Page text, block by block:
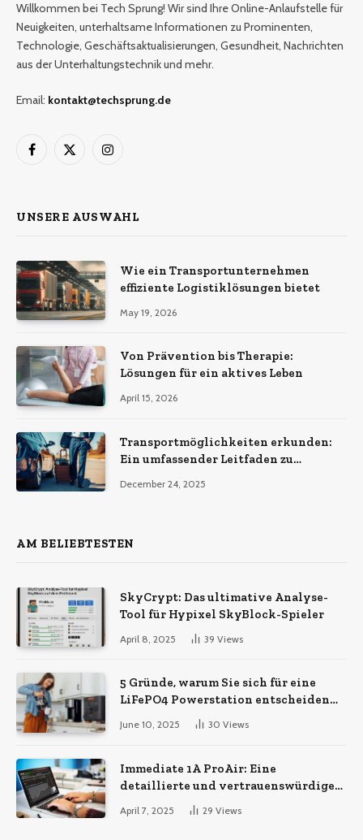
Willkommen bei Tech Sprung! Wir sind Ihre Online-Anlaufstelle für
Neuigkeiten, unterhaltsame Informationen zu Prominenten,
Technologie, Geschäftsaktualisierungen, Gesundheit, Nachrichten
aus der Unterhaltungstechnik und mehr.
Email: kontakt@techsprung.de
Facebook
X
Instagram
UNSERE AUSWAHL
Wie ein Transportunternehmen
effiziente Logistiklösungen bietet
May 19, 2026
Von Prävention bis Therapie:
Lösungen für ein aktives Leben
April 15, 2026
Transportmöglichkeiten erkunden:
Ein umfassender Leitfaden zu
Transportdienstleistungen
December 24, 2025
AM BELIEBTESTEN
SkyCrypt: Das ultimative Analyse-
Tool für Hypixel SkyBlock-Spieler
April 8, 2025 39 Views
5 Gründe, warum Sie sich für eine
LiFePO4 Powerstation entscheiden
June 10, 2025 30 Views
Immediate 1A ProAir: Eine
detaillierte und vertrauenswürdige
April 7, 2025 29 Views